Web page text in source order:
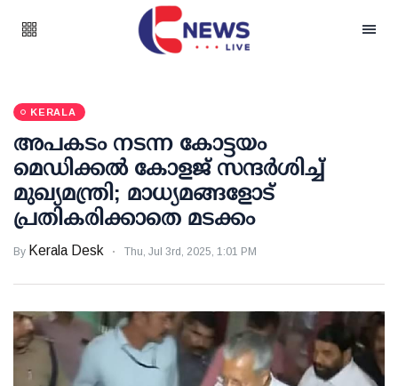
KERALA
അപകടം നടന്ന കോട്ടയം
മെഡിക്കല്‍ കോളജ് സന്ദര്‍ശിച്ച്
മുഖ്യമന്ത്രി; മാധ്യമങ്ങളോട്
പ്രതികരിക്കാതെ മടക്കം
By Kerala Desk Thu, Jul 3rd, 2025, 1:01 PM